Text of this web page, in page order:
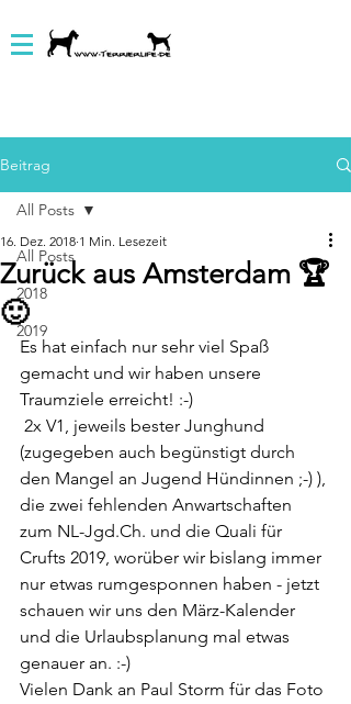
Beitrag
All Posts
2018
2019
All Posts
Zurück aus Amsterdam 🏆
🙂
16. Dez. 2018 1 Min. Lesezeit
Es hat einfach nur sehr viel Spaß
gemacht und wir haben unsere
Traumziele erreicht! :-)
(zugegeben auch begünstigt durch
den Mangel an Jugend Hündinnen ;-) ),
die zwei fehlenden Anwartschaften
zum NL-Jgd.Ch. und die Quali für
Crufts 2019, worüber wir bislang immer
nur etwas rumgesponnen haben - jetzt
schauen wir uns den März-Kalender
und die Urlaubsplanung mal etwas
genauer an. :-)
Vielen Dank an Paul Storm für das Foto